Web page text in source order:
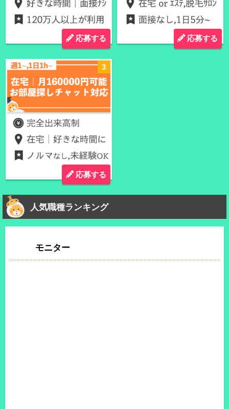
応募する 応募する
応募する
人気職種ランキング
モニター